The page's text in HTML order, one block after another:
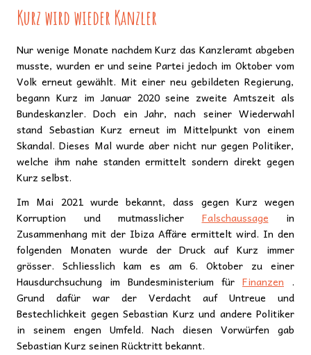
Kurz wird wieder Kanzler
Nur wenige Monate nachdem Kurz das Kanzleramt abgeben
musste, wurden er und seine Partei jedoch im Oktober vom
Volk erneut gewählt. Mit einer neu gebildeten Regierung,
begann Kurz im Januar 2020 seine zweite Amtszeit als
Bundeskanzler. Doch ein Jahr, nach seiner Wiederwahl
stand Sebastian Kurz erneut im Mittelpunkt von einem
Skandal. Dieses Mal wurde aber nicht nur gegen Politiker,
welche ihm nahe standen ermittelt sondern direkt gegen
Kurz selbst.
Im Mai 2021 wurde bekannt, dass gegen Kurz wegen
Korruption und mutmasslicher Falschaussage in
Zusammenhang mit der Ibiza Affäre ermittelt wird. In den
folgenden Monaten wurde der Druck auf Kurz immer
grösser. Schliesslich kam es am 6. Oktober zu einer
Hausdurchsuchung im Bundesministerium für Finanzen .
Grund dafür war der Verdacht auf Untreue und
Bestechlichkeit gegen Sebastian Kurz und andere Politiker
in seinem engen Umfeld. Nach diesen Vorwürfen gab
Sebastian Kurz seinen Rücktritt bekannt.